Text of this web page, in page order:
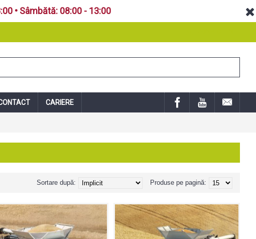
• Sâmbătă: 08:00 - 13:00
CARIERE
Produse pe pagină:
Sortare după: